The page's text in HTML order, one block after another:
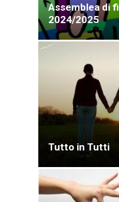
Assemblea di
2024/2025
Tutto in Tutti